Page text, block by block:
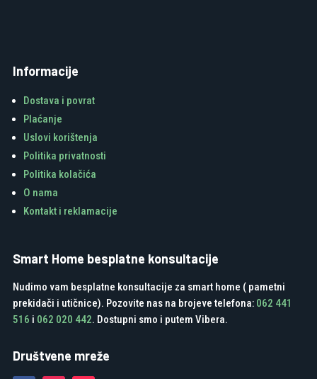
Informacije
Dostava i povrat
Plaćanje
Uslovi korištenja
Politika privatnosti
Politika kolačića
O nama
Kontakt i reklamacije
Smart Home besplatne konsultacije
Nudimo vam besplatne konsultacije za smart home ( pametni
prekidači i utičnice). Pozovite nas na brojeve telefona: 062 441
516 i 062 020 442. Dostupni smo i putem Vibera.
Društvene mreže